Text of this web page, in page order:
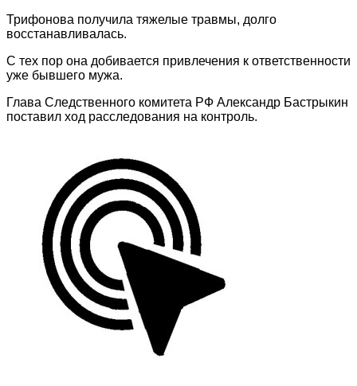
Трифонова получила тяжелые травмы, долго
восстанавливалась.
С тех пор она добивается привлечения к ответственности
уже бывшего мужа.
Глава Следственного комитета РФ Александр Бастрыкин
поставил ход расследования на контроль.